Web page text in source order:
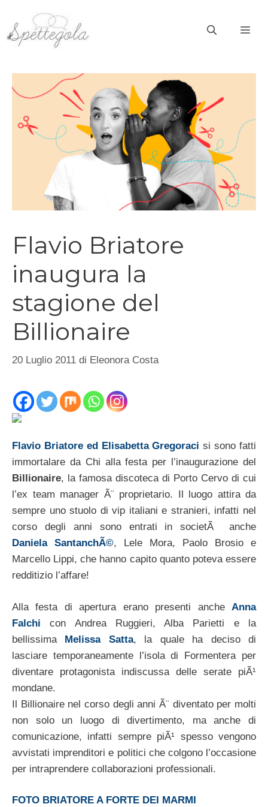
contenuto
Flavio Briatore
inaugura la
stagione del
Billionaire
20 Luglio 2011 di Eleonora Costa
Flavio Briatore ed Elisabetta Gregoraci si sono fatti
immortalare da Chi alla festa per l’inaugurazione del
Billionaire, la famosa discoteca di Porto Cervo di cui
l’ex team manager Ã¨ proprietario. Il luogo attira da
sempre uno stuolo di vip italiani e stranieri, infatti nel
corso degli anni sono entrati in societÃ anche
Daniela SantanchÃ©, Lele Mora, Paolo Brosio e
Marcello Lippi, che hanno capito quanto poteva essere
redditizio l’affare!
Alla festa di apertura erano presenti anche Anna
Falchi con Andrea Ruggieri, Alba Parietti e la
bellissima Melissa Satta, la quale ha deciso di
lasciare temporaneamente l’isola di Formentera per
diventare protagonista indiscussa delle serate piÃ¹
mondane.
Il Billionaire nel corso degli anni Ã¨ diventato per molti
non solo un luogo di divertimento, ma anche di
comunicazione, infatti sempre piÃ¹ spesso vengono
avvistati imprenditori e politici che colgono l’occasione
per intraprendere collaborazioni professionali.
FOTO BRIATORE A FORTE DEI MARMI